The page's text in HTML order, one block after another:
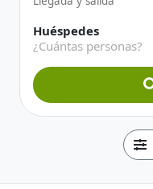
Huéspedes
¿Cuántas personas?